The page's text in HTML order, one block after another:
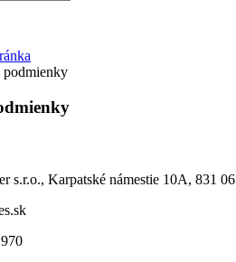
podmienky
s.r.o., Karpatské námestie 10A, 831